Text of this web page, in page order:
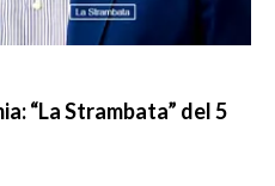
“La Strambata” del 5